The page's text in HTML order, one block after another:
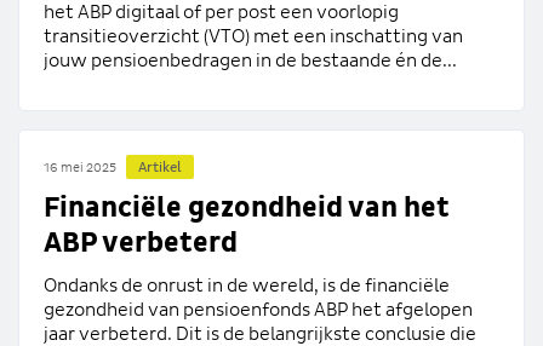
het ABP digitaal of per post een voorlopig
transitieoverzicht (VTO) met een inschatting van
jouw pensioenbedragen in de bestaande én de...
16 mei 2025 Artikel
Financiële gezondheid van het
ABP verbeterd
Ondanks de onrust in de wereld, is de financiële
gezondheid van pensioenfonds ABP het afgelopen
jaar verbeterd. Dit is de belangrijkste conclusie die